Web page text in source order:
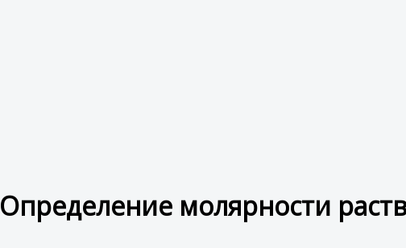
Определение молярности